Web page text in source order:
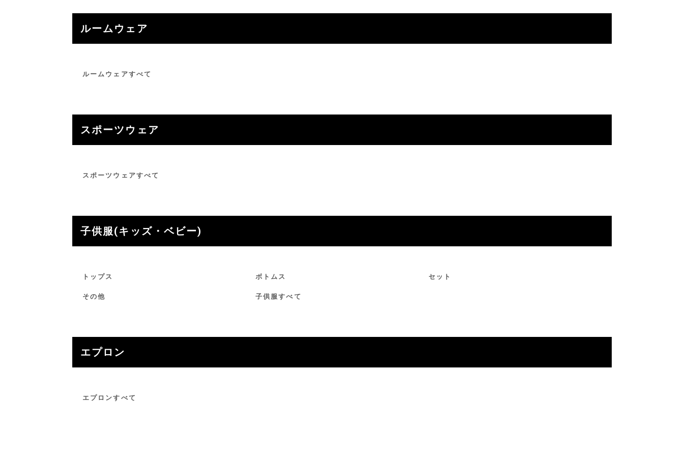
ルームウェア
ルームウェアすべて
スポーツウェア
スポーツウェアすべて
子供服(キッズ・ベビー)
トップス ボトムス セット
その他 子供服すべて
エプロン
エプロンすべて